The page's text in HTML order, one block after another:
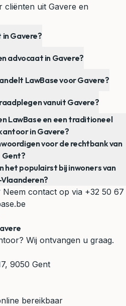
cliënten uit Gavere en
Gavere?
advocaat in Gavere?
LawBase voor Gavere?
vanuit Gavere?
LawBase en een traditioneel
in Gavere?
voor de rechtbank van
Gent?
het populairst bij inwoners van
Neem contact op via +32 50 67
Wij ontvangen u graag.
9050 Gent
bereikbaar